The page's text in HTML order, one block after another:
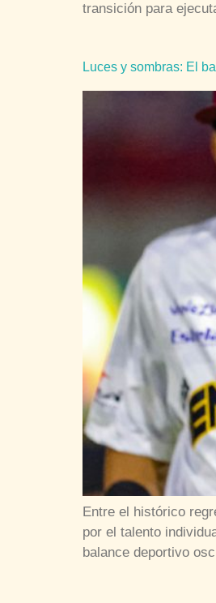
transición para
Luces y sombras: El
Entre el histórico
por el talento
balance deportivo